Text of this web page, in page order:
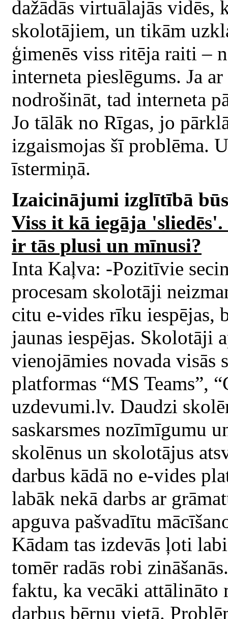
dažādās virtuālajās vidēs,
skolotājiem, un tikām
ģimenēs viss ritēja raiti –
interneta pieslēgums. Ja
nodrošināt, tad interneta
Jo tālāk no Rīgas, jo
izgaismojas šī problēma.
īstermiņā.
Izaicinājumi izglītībā
Viss it kā iegāja
ir tās plusi un mīnusi?
Inta Kaļva: -Pozitīvie
procesam skolotāji
citu e-vides rīku iespējas,
jaunas iespējas. Skolotāji
vienojāmies novada visās
platformas “MS Teams”,
uzdevumi.lv. Daudzi
saskarsmes nozīmīgumu
skolēnus un skolotājus
darbus kādā no e-vides
labāk nekā darbs ar
apguva pašvadītu
Kādam tas izdevās ļoti
tomēr radās robi
faktu, ka vecāki attālināto
darbus bērnu vietā.